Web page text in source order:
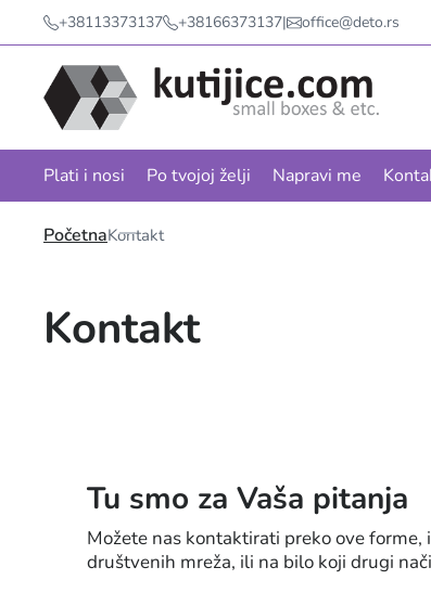
+38113373137 +38166373137| office@deto.rs
Plati i nosi Po tvojoj želji Napravi me
PočetnaKontakt
Kontakt
Tu smo za Vaša pitanja
Možete nas kontaktirati preko ove
društvenih mreža, ili na bilo koji drugi